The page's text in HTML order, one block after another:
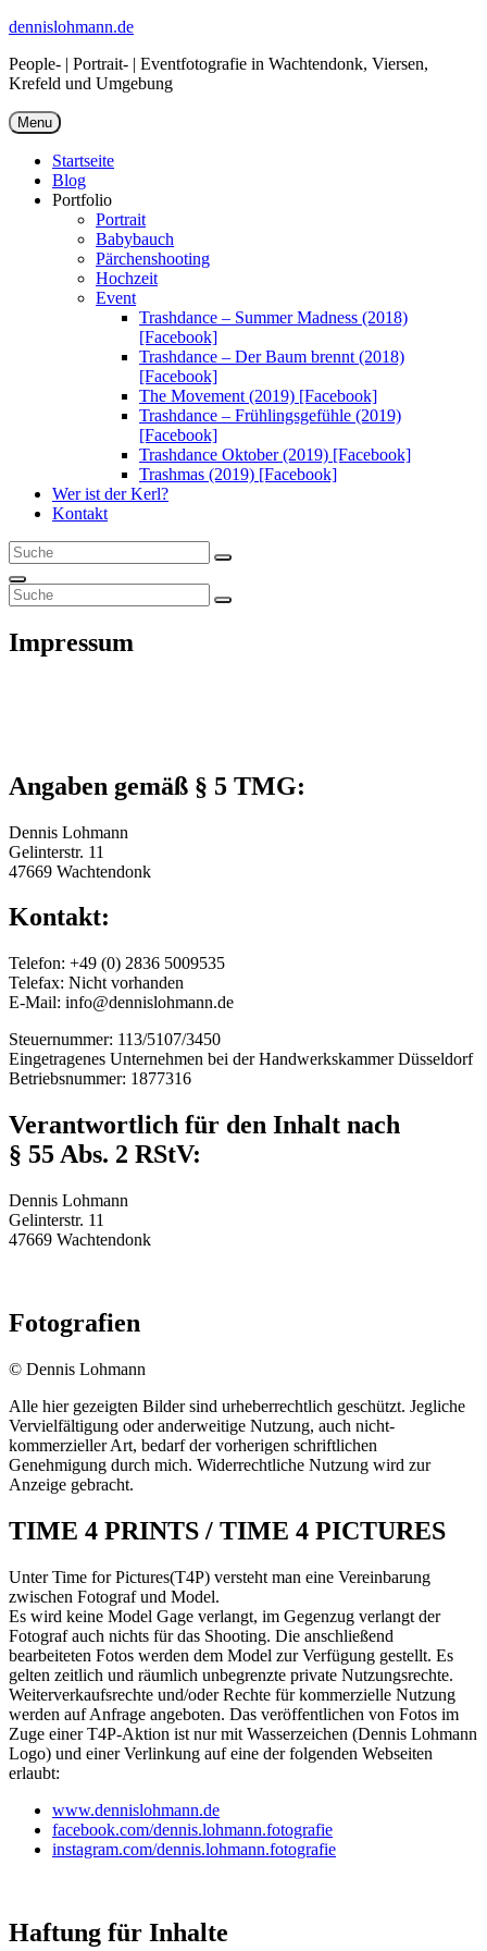
Skip
content
dennislohmann.de
People- | Portrait- | Eventfotografie in Wachtendonk, Viersen,
Krefeld und Umgebung
Menu
Startseite
Blog
Portfolio
Portrait
Babybauch
Pärchenshooting
Hochzeit
Event
Trashdance – Summer Madness (2018)
[Facebook]
Trashdance – Der Baum brennt (2018)
[Facebook]
The Movement (2019) [Facebook]
Trashdance – Frühlingsgefühle (2019)
[Facebook]
Trashdance Oktober (2019) [Facebook]
Trashmas (2019) [Facebook]
Wer ist der Kerl?
Kontakt
Search
for:
Search
Search
Search
for:
Search
Impressum
Angaben gemäß § 5 TMG:
Dennis Lohmann
Gelinterstr. 11
47669 Wachtendonk
Kontakt:
Telefon: +49 (0) 2836 5009535
Telefax: Nicht vorhanden
E-Mail: info@dennislohmann.de
Steuernummer: 113/5107/3450
Eingetragenes Unternehmen bei der Handwerkskammer Düsseldorf
Betriebsnummer: 1877316
Verantwortlich für den Inhalt nach
§ 55 Abs. 2 RStV:
Dennis Lohmann
Gelinterstr. 11
47669 Wachtendonk
Fotografien
© Dennis Lohmann
Alle hier gezeigten Bilder sind urheberrechtlich geschützt. Jegliche
Vervielfältigung oder anderweitige Nutzung, auch nicht-
kommerzieller Art, bedarf der vorherigen schriftlichen
Genehmigung durch mich. Widerrechtliche Nutzung wird zur
Anzeige gebracht.
TIME 4 PRINTS / TIME 4 PICTURES
Unter Time for Pictures(T4P) versteht man eine Vereinbarung
zwischen Fotograf und Model.
Es wird keine Model Gage verlangt, im Gegenzug verlangt der
Fotograf auch nichts für das Shooting. Die anschließend
bearbeiteten Fotos werden dem Model zur Verfügung gestellt. Es
gelten zeitlich und räumlich unbegrenzte private Nutzungsrechte.
Weiterverkaufsrechte und/oder Rechte für kommerzielle Nutzung
werden auf Anfrage angeboten. Das veröffentlichen von Fotos im
Zuge einer T4P-Aktion ist nur mit Wasserzeichen (Dennis Lohmann
Logo) und einer Verlinkung auf eine der folgenden Webseiten
erlaubt:
www.dennislohmann.de
facebook.com/dennis.lohmann.fotografie
instagram.com/dennis.lohmann.fotografie
Haftung für Inhalte